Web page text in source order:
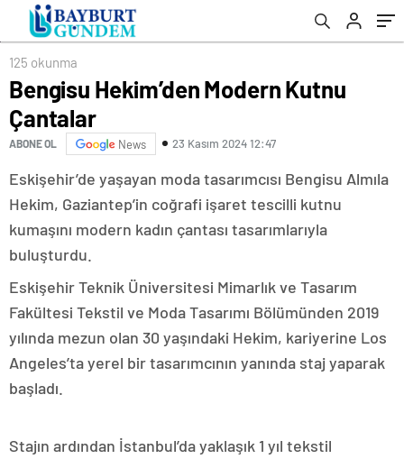
125 okunma
Bengisu Hekim’den Modern Kutnu
Çantalar
ABONE OL News 23 Kasım 2024 12:47
Eskişehir’de yaşayan moda tasarımcısı Bengisu Almıla
Hekim, Gaziantep’in coğrafi işaret tescilli kutnu
kumaşını modern kadın çantası tasarımlarıyla
buluşturdu.
Eskişehir Teknik Üniversitesi Mimarlık ve Tasarım
Fakültesi Tekstil ve Moda Tasarımı Bölümünden 2019
yılında mezun olan 30 yaşındaki Hekim, kariyerine Los
Angeles’ta yerel bir tasarımcının yanında staj yaparak
başladı.
Stajın ardından İstanbul’da yaklaşık 1 yıl tekstil